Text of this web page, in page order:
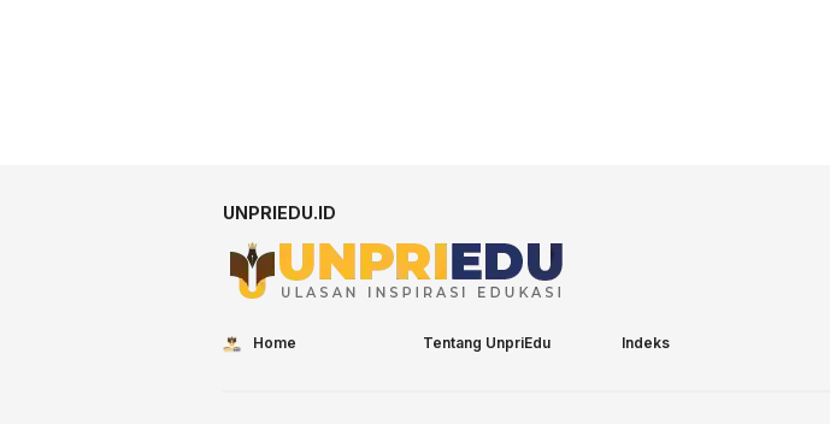
UNPRIEDU.ID
Home Tentang UnpriEdu Indeks